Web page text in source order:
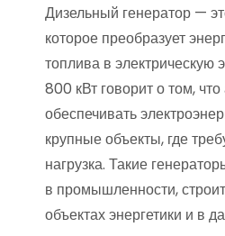
Дизельный генератор —
которое преобразует
топлива в электрическую
800 кВт говорит о том, что
обеспечивать
крупные объекты, где
нагрузка. Такие
в промышленности,
объектах энергетики и в